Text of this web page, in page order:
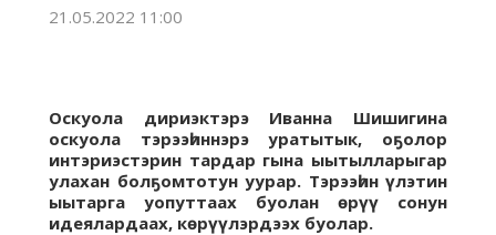
21.05.2022 11:00
Оскуола дириэктэрэ Иванна Шишигина
оскуола тэрээһиннэрэ уратытык, оҕолор
интэриэстэрин тардар гына ыытылларыгар
улахан болҕомтотун уурар. Тэрээһин үлэтин
ыытарга уопуттаах буолан өрүү сонун
идеялардаах, көрүүлэрдээх буолар.